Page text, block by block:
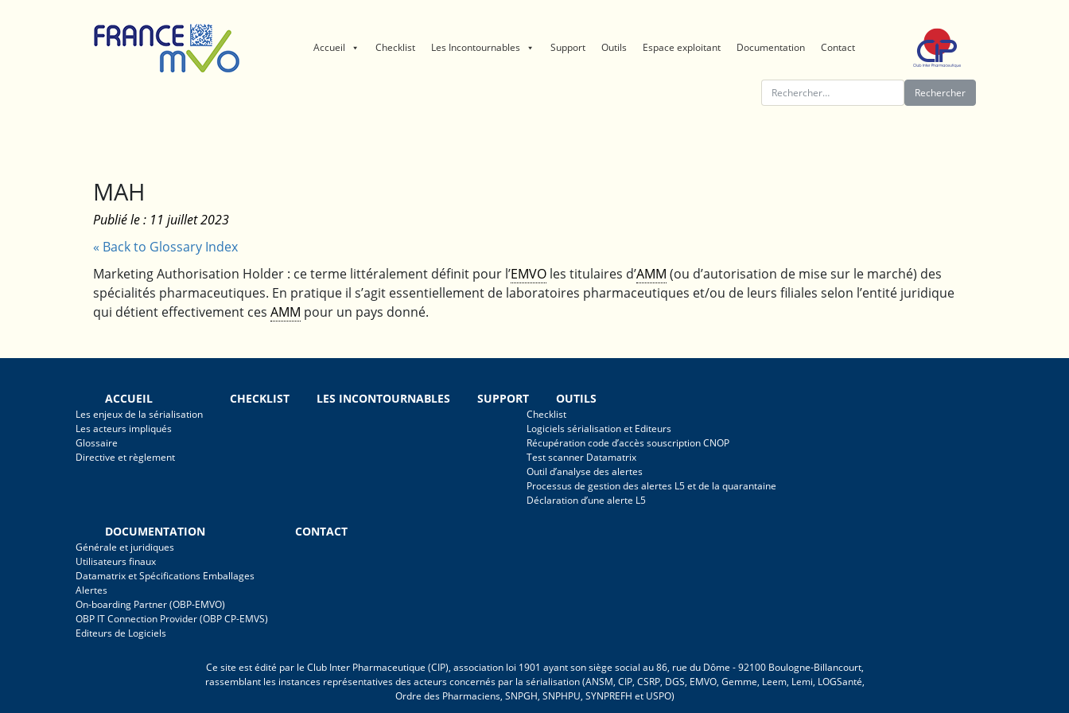
Accueil Checklist Les Incontournables Support Outils Espace exploitant Documentation Contact
Rechercher :
MAH
Publié le : 11 juillet 2023
« Back to Glossary Index
Marketing Authorisation Holder : ce terme littéralement définit pour l’EMVO les titulaires d’AMM (ou d’autorisation de mise sur le marché) des
spécialités pharmaceutiques. En pratique il s’agit essentiellement de laboratoires pharmaceutiques et/ou de leurs filiales selon l’entité juridique
qui détient effectivement ces AMM pour un pays donné.
ACCUEIL
Les enjeux de la sérialisation
Les acteurs impliqués
Glossaire
Directive et règlement
CHECKLIST LES INCONTOURNABLES SUPPORT OUTILS
Checklist
Logiciels sérialisation et Editeurs
Récupération code d’accès souscription CNOP
Test scanner Datamatrix
Outil d’analyse des alertes
Processus de gestion des alertes L5 et de la quarantaine
Déclaration d’une alerte L5
DOCUMENTATION
Générale et juridiques
Utilisateurs finaux
Datamatrix et Spécifications Emballages
Alertes
On-boarding Partner (OBP-EMVO)
OBP IT Connection Provider (OBP CP-EMVS)
Editeurs de Logiciels
CONTACT
Ce site est édité par le Club Inter Pharmaceutique (CIP), association loi 1901 ayant son siège social au 86, rue du Dôme - 92100 Boulogne-Billancourt,
rassemblant les instances représentatives des acteurs concernés par la sérialisation (ANSM, CIP, CSRP, DGS, EMVO, Gemme, Leem, Lemi, LOGSanté,
Ordre des Pharmaciens, SNPGH, SNPHPU, SYNPREFH et USPO)